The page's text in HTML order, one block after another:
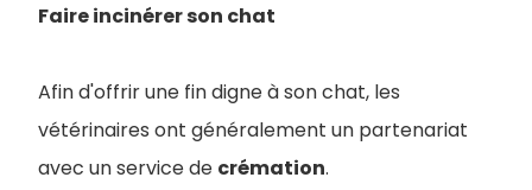
Faire incinérer son chat
Afin d'offrir une fin digne à son chat, les
vétérinaires ont généralement un partenariat
avec un service de crémation.